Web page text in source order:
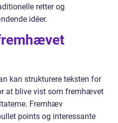
retter og
idéer.
kan strukturere teksten for
at blive vist som fremhævet
Fremhæv
points og interessante